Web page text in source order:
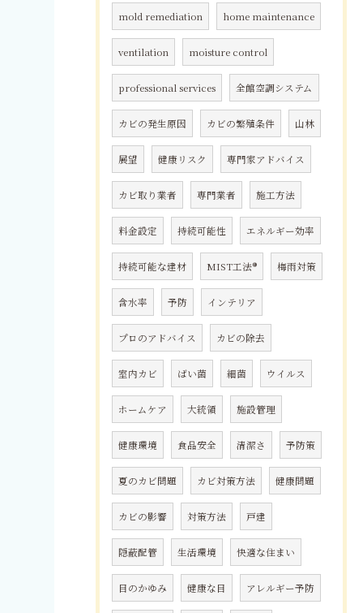
mold remediation home maintenance
ventilation moisture control
professional services 全館空調システム
カビの発生原因 カビの繁殖条件 山林
展望 健康リスク 専門家アドバイス
カビ取り業者 専門業者 施工方法
料金設定 持続可能性 エネルギー効率
持続可能な建材 MIST工法® 梅雨対策
含水率 予防 インテリア
プロのアドバイス カビの除去
室内カビ ばい菌 細菌 ウイルス
ホームケア 大統領 施設管理
健康環境 食品安全 清潔さ 予防策
夏のカビ問題 カビ対策方法 健康問題
カビの影響 対策方法 戸建
隠蔽配管 生活環境 快適な住まい
目のかゆみ 健康な目 アレルギー予防